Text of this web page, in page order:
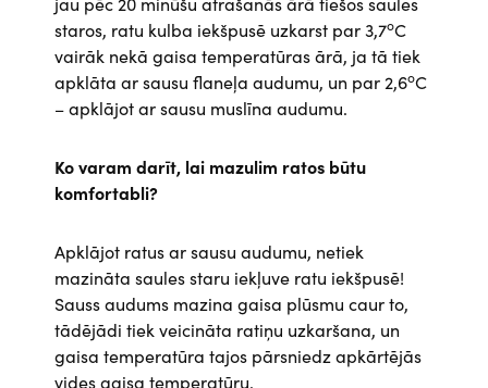
staros, ratu kulba iekšpusē uzkarst par 3,7oC
vairāk nekā gaisa temperatūras ārā, ja tā tiek
apklāta ar sausu flaneļa audumu, un par 2,6oC
– apklājot ar sausu muslīna audumu.
Ko varam darīt, lai mazulim ratos būtu
komfortabli?
Apklājot ratus ar sausu audumu, netiek
mazināta saules staru iekļuve ratu iekšpusē!
Sauss audums mazina gaisa plūsmu caur to,
tādējādi tiek veicināta ratiņu uzkaršana, un
gaisa temperatūra tajos pārsniedz apkārtējās
vides gaisa temperatūru.